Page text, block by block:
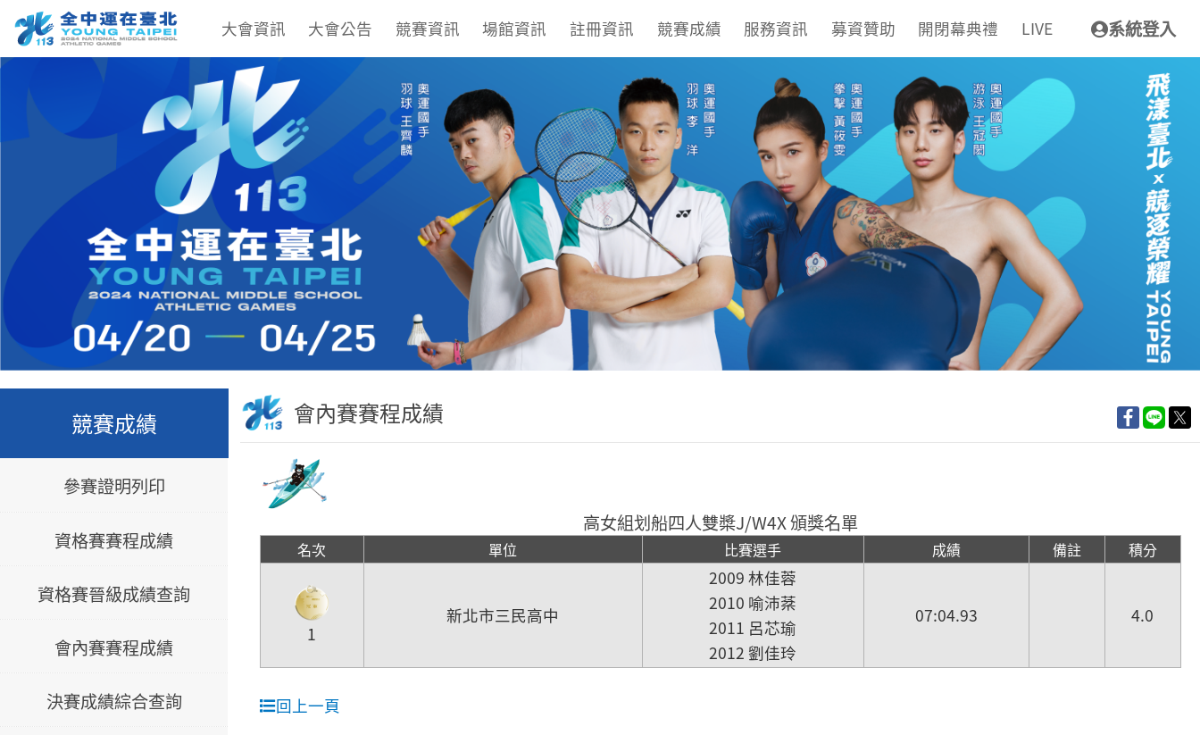
大會資訊 大會公告 競賽資訊 場館資訊 註冊資訊 競賽成績 服務資訊 募資贊助 開閉幕典禮 LIVE 系統登入
競賽成績
參賽證明列印
資格賽賽程成績
資格賽晉級成績查詢
會內賽賽程成績
決賽成績綜合查詢
會內賽賽程成績
高女組划船四人雙槳J/W4X 頒獎名單
名次 單位 比賽選手 成績 備註 積分
1
新北市三民高中
2009 林佳蓉
2010 喻沛棻
2011 呂芯瑜
2012 劉佳玲
07:04.93 4.0
回上一頁